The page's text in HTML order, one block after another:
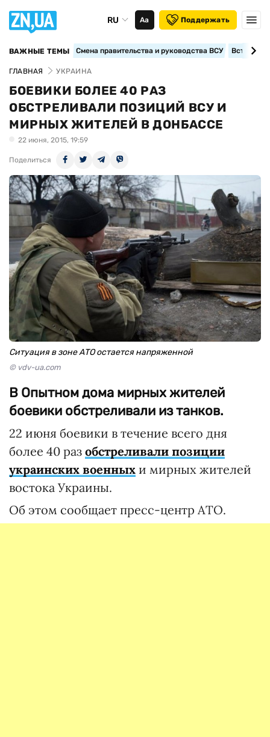
RU Аа Поддержать
ВАЖНЫЕ ТЕМЫ Смена правительства и руководства ВСУ
ГЛАВНАЯ УКРАИНА
БОЕВИКИ БОЛЕЕ 40 РАЗ
ОБСТРЕЛИВАЛИ ПОЗИЦИЙ ВСУ И
МИРНЫХ ЖИТЕЛЕЙ В ДОНБАССЕ
22 июня, 2015, 19:59
Поделиться
Ситуация в зоне АТО остается напряженной
© vdv-ua.com
В Опытном дома мирных жителей
боевики обстреливали из танков.
22 июня боевики в течение всего дня
более 40 раз обстреливали позиции
украинских военных и мирных жителей
востока Украины.
Об этом сообщает пресс-центр АТО.